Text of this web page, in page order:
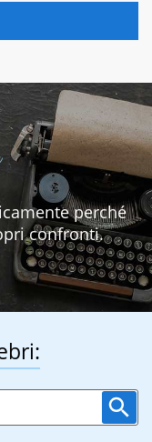
perché
confronti.